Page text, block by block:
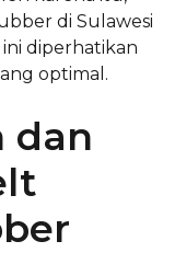
di Sulawesi
diperhatikan
optimal.
dan